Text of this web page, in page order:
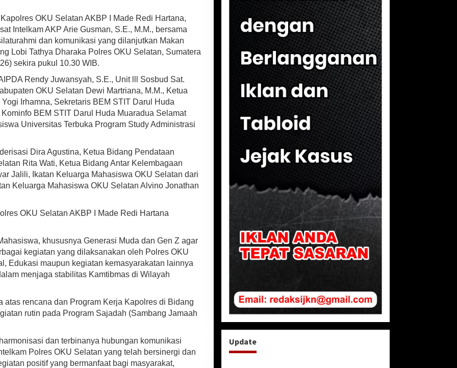
OKU Selatan AKBP I Made Redi Hartana,
Intelkam AKP Arie Gusman, S.E., M.M., bersama
dan komunikasi yang dilanjutkan Makan
Lobi Tathya Dharaka Polres OKU Selatan, Sumatera
sekira pukul 10.30 WIB.
Rendy Juwansyah, S.E., Unit lll Sosbud Sat.
OKU Selatan Dewi Martriana, M.M., Ketua
Irhamna, Sekretaris BEM STIT Darul Huda
BEM STIT Darul Huda Muaradua Selamat
Universitas Terbuka Program Study Administrasi
Dira Agustina, Ketua Bidang Pendataan
Rita Wati, Ketua Bidang Antar Kelembagaan
Jalili, Ikatan Keluarga Mahasiswa OKU Selatan dari
Keluarga Mahasiswa OKU Selatan Alvino Jonathan
OKU Selatan AKBP I Made Redi Hartana
khususnya Generasi Muda dan Gen Z agar
kegiatan yang dilaksanakan oleh Polres OKU
Edukasi maupun kegiatan kemasyarakatan lainnya
menjaga stabilitas Kamtibmas di Wilayah
atas rencana dan Program Kerja Kapolres di Bidang
rutin pada Program Sajadah (Sambang Jamaah
dan terbinanya hubungan komunikasi
Polres OKU Selatan yang telah bersinergi dan
positif yang bermanfaat bagi masyarakat,
Update